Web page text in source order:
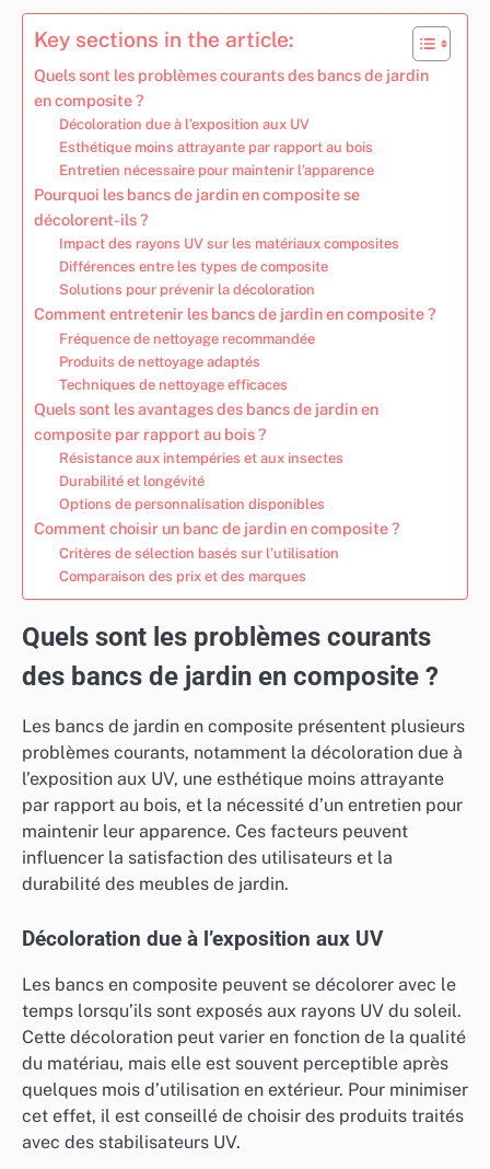
Key sections in the article:
Quels sont les problèmes courants des bancs de jardin
en composite ?
Décoloration due à l’exposition aux UV
Esthétique moins attrayante par rapport au bois
Entretien nécessaire pour maintenir l’apparence
Pourquoi les bancs de jardin en composite se
décolorent-ils ?
Impact des rayons UV sur les matériaux composites
Différences entre les types de composite
Solutions pour prévenir la décoloration
Comment entretenir les bancs de jardin en composite ?
Fréquence de nettoyage recommandée
Produits de nettoyage adaptés
Techniques de nettoyage efficaces
Quels sont les avantages des bancs de jardin en
composite par rapport au bois ?
Résistance aux intempéries et aux insectes
Durabilité et longévité
Options de personnalisation disponibles
Comment choisir un banc de jardin en composite ?
Critères de sélection basés sur l’utilisation
Comparaison des prix et des marques
Quels sont les problèmes courants
des bancs de jardin en composite ?
Les bancs de jardin en composite présentent plusieurs
problèmes courants, notamment la décoloration due à
l’exposition aux UV, une esthétique moins attrayante
par rapport au bois, et la nécessité d’un entretien pour
maintenir leur apparence. Ces facteurs peuvent
influencer la satisfaction des utilisateurs et la
durabilité des meubles de jardin.
Décoloration due à l’exposition aux UV
Les bancs en composite peuvent se décolorer avec le
temps lorsqu’ils sont exposés aux rayons UV du soleil.
Cette décoloration peut varier en fonction de la qualité
du matériau, mais elle est souvent perceptible après
quelques mois d’utilisation en extérieur. Pour minimiser
cet effet, il est conseillé de choisir des produits traités
avec des stabilisateurs UV.